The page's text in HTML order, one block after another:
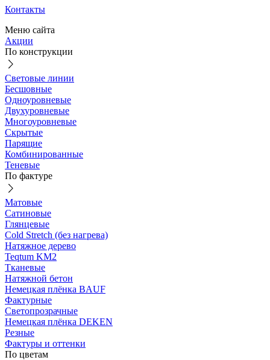
Контакты
Меню сайта
Акции
По конструкции
Световые линии
Бесшовные
Одноуровневые
Двухуровневые
Многоуровневые
Скрытые
Парящие
Комбинированные
Теневые
По фактуре
Матовые
Сатиновые
Глянцевые
Cold Stretch (без нагрева)
Натяжное дерево
Teqtum KM2
Тканевые
Натяжной бетон
Немецкая плёнка BAUF
Фактурные
Светопрозрачные
Немецкая плёнка DEKEN
Резные
Фактуры и оттенки
По цветам